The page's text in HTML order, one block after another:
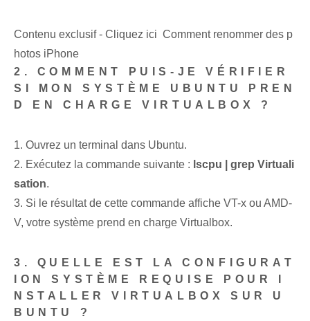
Contenu exclusif - Cliquez ici Comment renommer des p
hotos iPhone
2. COMMENT PUIS-JE VÉRIFIER
SI MON SYSTÈME UBUNTU PREN
D EN CHARGE VIRTUALBOX ?
1. Ouvrez un terminal dans Ubuntu.
2. Exécutez la commande suivante : lscpu | grep Virtuali
sation.
3. Si le résultat de cette commande affiche VT-x ou AMD-
V, votre système prend en charge Virtualbox.
3. QUELLE EST LA CONFIGURAT
ION SYSTÈME REQUISE POUR I
NSTALLER VIRTUALBOX SUR U
BUNTU ?